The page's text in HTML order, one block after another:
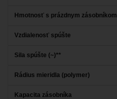
Hmotnosť s prázdnym zásobníkom
Vzdialenosť spúšte
Sila spúšte (~)**
Rádius mieridla (polymer)
Kapacita zásobníka